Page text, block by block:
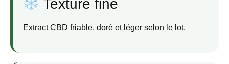
Texture fine
Extract CBD friable, doré et léger selon le lot.